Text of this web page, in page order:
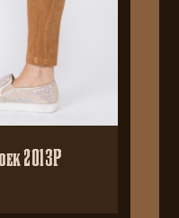
2013P